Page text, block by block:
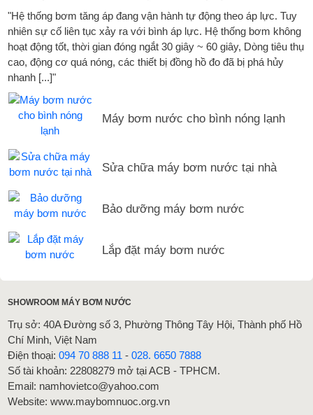
"Hệ thống bơm tăng áp đang vận hành tự động theo áp lực. Tuy
nhiên sự cố liên tục xảy ra với bình áp lực. Hệ thống bơm không
hoạt động tốt, thời gian đóng ngắt 30 giây ~ 60 giây, Dòng tiêu thụ
cao, động cơ quá nóng, các thiết bị đồng hồ đo đã bị phá hủy
nhanh [...]"
Máy bơm nước cho bình nóng lạnh
Sửa chữa máy bơm nước tại nhà
Bảo dưỡng máy bơm nước
Lắp đặt máy bơm nước
SHOWROOM MÁY BƠM NƯỚC
Trụ sở: 40A Đường số 3, Phường Thông Tây Hội, Thành phố Hồ
Chí Minh, Việt Nam
Điện thoại:094 70 888 11 -028. 6650 7888
Số tài khoản: 22808279 mở tại ACB - TPHCM.
Email: namhovietco@yahoo.com
Website: www.maybomnuoc.org.vn